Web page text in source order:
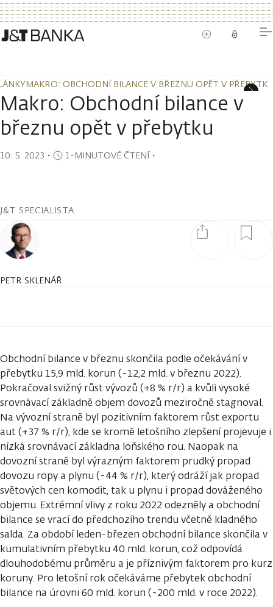
MAKRO: OBCHODNÍ BILANCE V BŘEZNU OPĚT V PŘEBYTKU
MAKRO: OBCHODNÍ BILANCE V BŘEZNU OPĚT V PŘEBYTKU
Makro: Obchodní bilance v
březnu opět v přebytku
10. 5. 2023 ・ 1-MINUTOVÉ ČTENÍ・
J&T SPECIALISTA
PETR SKLENÁŘ
Obchodní bilance v březnu skončila podle očekávání v
přebytku 15,9 mld. korun (-12,2 mld. v březnu 2022).
Pokračoval svižný růst vývozů (+8 % r/r) a kvůli vysoké
srovnávací základně objem dovozů meziročně stagnoval.
Na vývozní straně byl pozitivním faktorem růst exportu
aut (+37 % r/r), kde se kromě letošního zlepšení projevuje i
nízká srovnávací základna loňského rou. Naopak na
dovozní straně byl výrazným faktorem prudký propad
dovozu ropy a plynu (-44 % r/r), který odráží jak propad
světových cen komodit, tak u plynu i propad dováženého
objemu. Extrémní vlivy z roku 2022 odezněly a obchodní
bilance se vrací do předchozího trendu včetně kladného
salda. Za období leden-březen obchodní bilance skončila v
kumulativním přebytku 40 mld. korun, což odpovídá
dlouhodobému průměru a je příznivým faktorem pro kurz
koruny. Pro letošní rok očekáváme přebytek obchodní
bilance na úrovni 60 mld. korun (-200 mld. v roce 2022).